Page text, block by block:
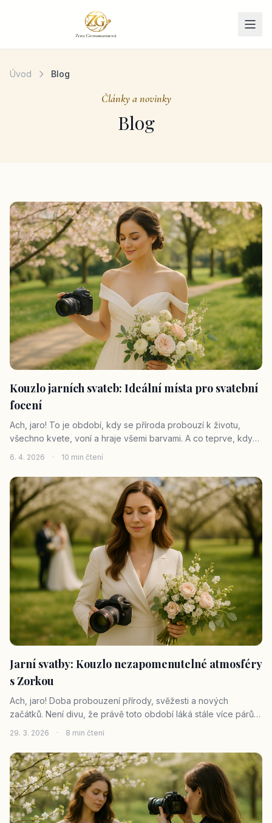
Úvod Blog
Články a novinky
Blog
Kouzlo jarních svateb: Ideální místa pro svatební
focení
Ach, jaro! To je období, kdy se příroda probouzí k životu,
všechno kvete, voní a hraje všemi barvami. A co teprve, když
se do té nádhery přidá ještě láska a slib věrnosti? Jarní svatby
oblíben
6. 4. 2026 · 10 min čtení
Jarní svatby: Kouzlo nezapomenutelné atmosféry
s Zorkou
Ach, jaro! Doba probouzení přírody, svěžesti a nových
začátků. Není divu, že právě toto období láká stále více párů k
uspořádání jejich velkého dne. Jarní svatby mají své jedinečné
Vzduch je
29. 3. 2026 · 8 min čtení